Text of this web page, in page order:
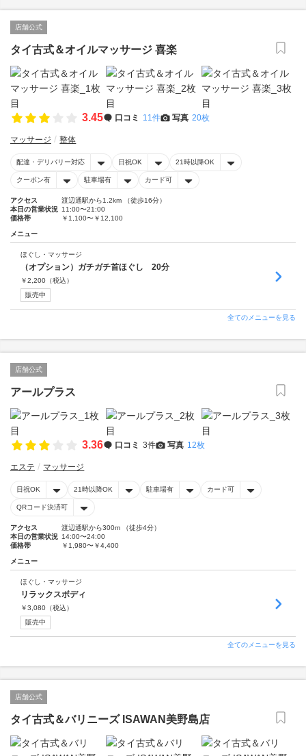
店舗公式
タイ古式＆オイルマッサージ 喜楽
3.45 口コミ 11件 写真 20枚
マッサージ 整体
配達・デリバリー対応 日祝OK 21時以降OK
クーポン有 駐車場有 カード可
アクセス
渡辺通駅から1.2km （徒歩16分）
本日の営業状況 11:00〜21:00
価格帯
￥1,100〜￥12,100
メニュー
ほぐし・マッサージ
（オプション）ガチガチ首ほぐし 20分
￥2,200 （税込）
販売中
全てのメニューを見る
店舗公式
アールプラス
3.36 口コミ 3件 写真 12枚
エステ マッサージ
日祝OK 21時以降OK 駐車場有 カード可
QRコード決済可
アクセス
渡辺通駅から300m （徒歩4分）
本日の営業状況 14:00〜24:00
価格帯
￥1,980〜￥4,400
メニュー
ほぐし・マッサージ
リラックスボディ
￥3,080 （税込）
販売中
全てのメニューを見る
店舗公式
タイ古式＆バリニーズ ISAWAN美野島店